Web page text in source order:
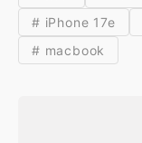
# iPhone 17e
# macbook